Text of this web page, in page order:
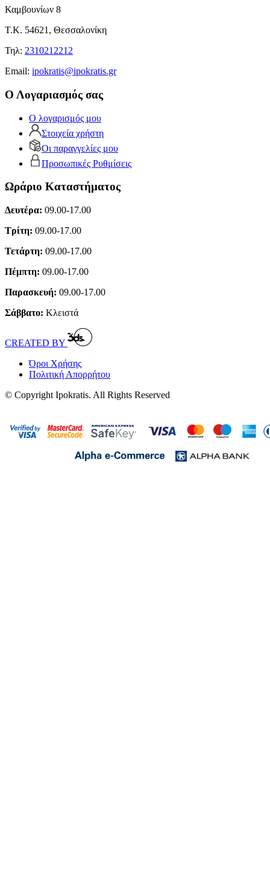
Καμβουνίων 8
Τ.Κ. 54621, Θεσσαλονίκη
Τηλ: 2310212212
Εmail: ipokratis@ipokratis.gr
Ο Λογαριασμός σας
Ο λογαρισμός μου
Στοιχεία χρήστη
Οι παραγγελίες μου
Προσωπικές Ρυθμίσεις
Ωράριο Καταστήματος
Δευτέρα: 09.00-17.00
Τρίτη: 09.00-17.00
Τετάρτη: 09.00-17.00
Πέμπτη: 09.00-17.00
Παρασκευή: 09.00-17.00
Σάββατο: Κλειστά
CREATED BY
Όροι Χρήσης
Πολιτική Απορρήτου
© Copyright Ipokratis. All Rights Reserved